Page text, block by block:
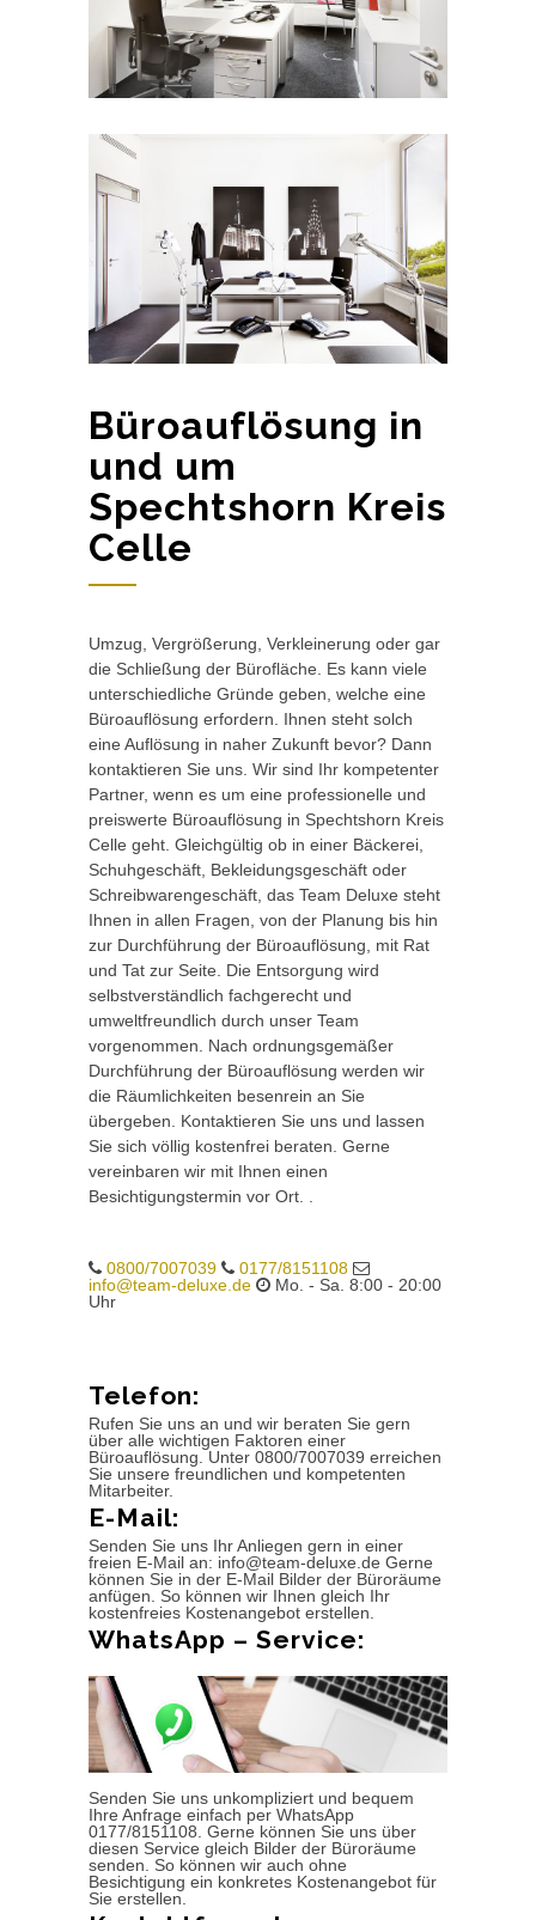
Büroauflösung in
und um
Spechtshorn Kreis
Celle
Umzug, Vergrößerung, Verkleinerung oder gar
die Schließung der Bürofläche. Es kann viele
unterschiedliche Gründe geben, welche eine
Büroauflösung erfordern. Ihnen steht solch
eine Auflösung in naher Zukunft bevor? Dann
kontaktieren Sie uns. Wir sind Ihr kompetenter
Partner, wenn es um eine professionelle und
preiswerte Büroauflösung in Spechtshorn Kreis
Celle geht. Gleichgültig ob in einer Bäckerei,
Schuhgeschäft, Bekleidungsgeschäft oder
Schreibwarengeschäft, das Team Deluxe steht
Ihnen in allen Fragen, von der Planung bis hin
zur Durchführung der Büroauflösung, mit Rat
und Tat zur Seite. Die Entsorgung wird
selbstverständlich fachgerecht und
umweltfreundlich durch unser Team
vorgenommen. Nach ordnungsgemäßer
Durchführung der Büroauflösung werden wir
die Räumlichkeiten besenrein an Sie
übergeben. Kontaktieren Sie uns und lassen
Sie sich völlig kostenfrei beraten. Gerne
vereinbaren wir mit Ihnen einen
Besichtigungstermin vor Ort. .
0800/7007039
0177/8151108
info@team-deluxe.de
Mo. - Sa. 8:00 - 20:00
Uhr
Telefon:
Rufen Sie uns an und wir beraten Sie gern
über alle wichtigen Faktoren einer
Büroauflösung. Unter 0800/7007039 erreichen
Sie unsere freundlichen und kompetenten
Mitarbeiter.
E-Mail:
Senden Sie uns Ihr Anliegen gern in einer
freien E-Mail an: info@team-deluxe.de Gerne
können Sie in der E-Mail Bilder der Büroräume
anfügen. So können wir Ihnen gleich Ihr
kostenfreies Kostenangebot erstellen.
WhatsApp – Service:
Senden Sie uns unkompliziert und bequem
Ihre Anfrage einfach per WhatsApp
0177/8151108. Gerne können Sie uns über
diesen Service gleich Bilder der Büroräume
senden. So können wir auch ohne
Besichtigung ein konkretes Kostenangebot für
Sie erstellen.